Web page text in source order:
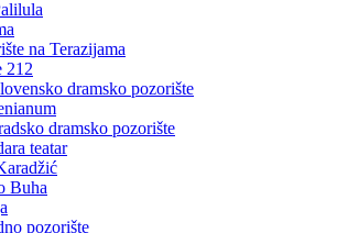
na Terazijama
212
dramsko pozorište
dramsko pozorište
teatar
Buha
pozorište